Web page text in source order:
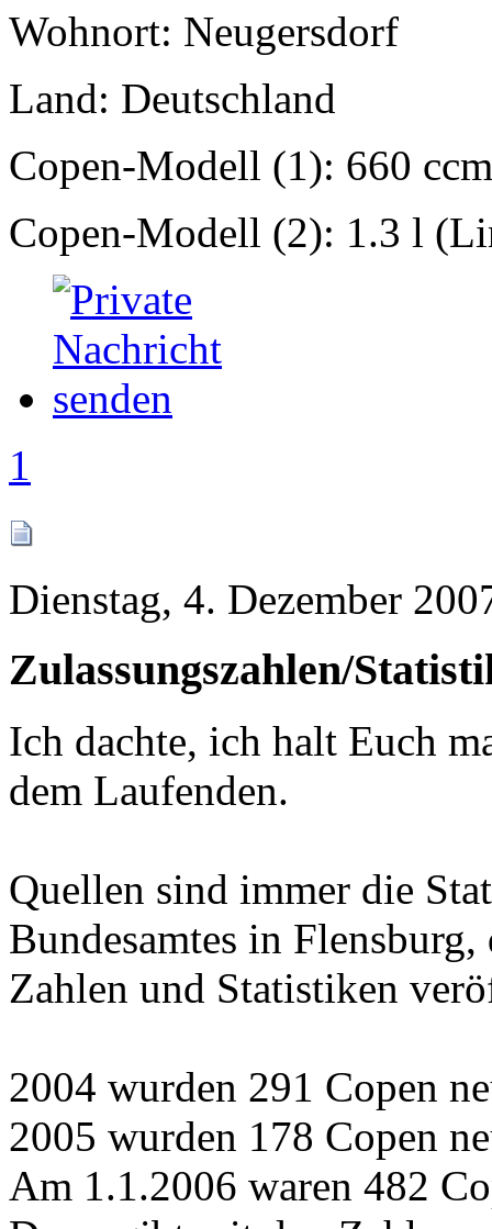
Wohnort: Neugersdorf
Land: Deutschland
Copen-Modell (1): 660
Copen-Modell (2): 1.3 l
1
Dienstag, 4. Dezember
Zulassungszahlen/
Ich dachte, ich halt Euch
dem Laufenden.
Quellen sind immer die
Bundesamtes in
Zahlen und Statistiken
2004 wurden 291 Copen
2005 wurden 178 Copen
Am 1.1.2006 waren 482